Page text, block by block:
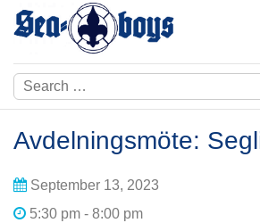
Skip
Search
for:
Avdelningsmöte:
September 13, 2023
5:30 pm - 8:00 pm